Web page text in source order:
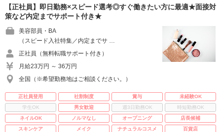
【正社員】即日勤務×スピード選考◎すぐ働きたい方に最適★面接対
策など内定までサポート付き★
美容部員・BA
（スピード入社特集／内定までサ …
正社員（無料転職サポート付き）
月給23万円 ～ 36万円
全国（※希望勤務地はご相談ください。）
正社員登用 社割制度 賞与
未経験OK
学生OK
男女歓迎 週3日勤務OK
時短勤務OK
ネイルOK
ノルマなし オープニング
店長候補
スキンケア
メイク ナチュラルコスメ 百貨店